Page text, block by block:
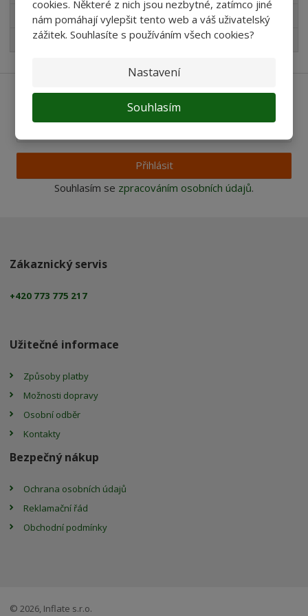
cookies. Některé z nich jsou nezbytné, zatímco jiné
nám pomáhají vylepšit tento web a váš uživatelský
zážitek. Souhlasíte s používáním všech cookies?
Nastavení
Souhlasím
Pro děti
Nejprodávanější
Ať vám nic neunikne
Přihlásit
Souhlasím se zpracováním osobních údajů.
Zákaznický servis
+420 773 775 217
Užitečné informace
Způsoby platby
Možnosti dopravy
Osobní odběr
Kontakty
Bezpečný nákup
Ochrana osobních údajů
Reklamační řád
Obchodní podmínky
© 2026, Inflate s.r.o.